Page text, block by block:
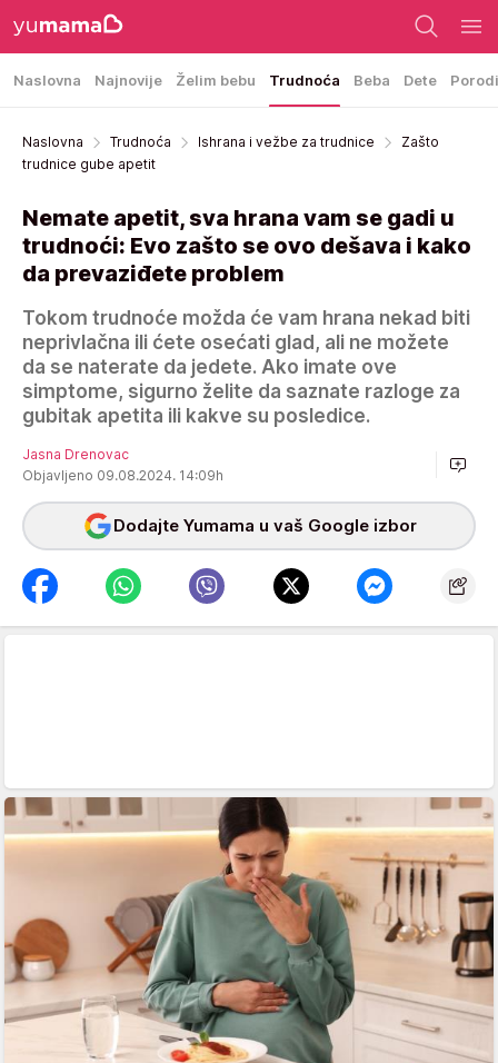
Naslovna Najnovije Želim bebu Trudnoća Beba Dete
Naslovna Trudnoća Ishrana i vežbe za trudnice
Zašto
trudnice gube apetit
Nemate apetit, sva hrana vam se gadi u
trudnoći: Evo zašto se ovo dešava i kako
da prevaziđete problem
Tokom trudnoće možda će vam hrana nekad biti
neprivlačna ili ćete osećati glad, ali ne možete
da se naterate da jedete. Ako imate ove
simptome, sigurno želite da saznate razloge za
gubitak apetita ili kakve su posledice.
Jasna Drenovac
Objavljeno 09.08.2024. 14:09h
Dodajte Yumama u vaš Google izbor